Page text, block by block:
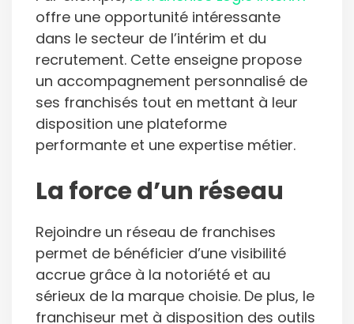
offre une opportunité intéressante
dans le secteur de l’intérim et du
recrutement. Cette enseigne propose
un accompagnement personnalisé de
ses franchisés tout en mettant à leur
disposition une plateforme
performante et une expertise métier.
La force d’un réseau
Rejoindre un réseau de franchises
permet de bénéficier d’une visibilité
accrue grâce à la notoriété et au
sérieux de la marque choisie. De plus, le
franchiseur met à disposition des outils